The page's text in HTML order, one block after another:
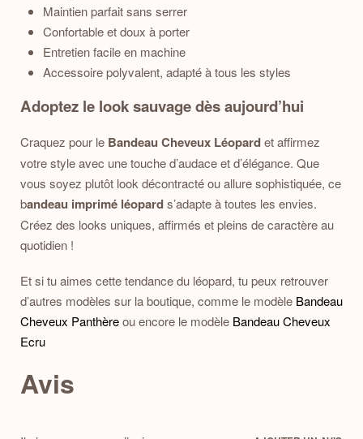
Maintien parfait sans serrer
Confortable et doux à porter
Entretien facile en machine
Accessoire polyvalent, adapté à tous les styles
Adoptez le look sauvage dès aujourd’hui
Craquez pour le Bandeau Cheveux Léopardet affirmez
votre style avec une touche d’audace et d’élégance. Que
vous soyez plutôt look décontracté ou allure sophistiquée, ce
bandeau imprimé léopards’adapte à toutes les envies.
Créez des looks uniques, affirmés et pleins de caractère au
quotidien !
Et si tu aimes cette tendance du léopard, tu peux retrouver
d’autres modèles sur la boutique, comme le modèle Bandeau
Cheveux Panthèreou encore le modèle Bandeau Cheveux
Ecru
Avis